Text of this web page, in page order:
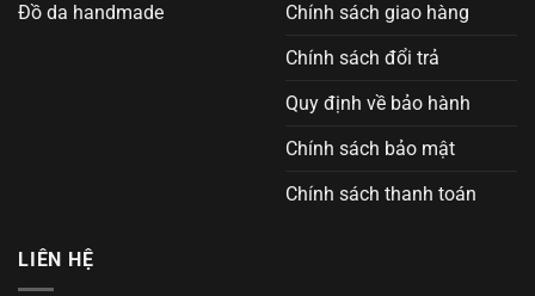
Đồ da handmade
Chính sách giao hàng
Chính sách đổi trả
Quy định về bảo hành
Chính sách bảo mật
Chính sách thanh toán
LIÊN HỆ